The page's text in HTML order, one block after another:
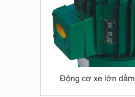
Động cơ xe lớn